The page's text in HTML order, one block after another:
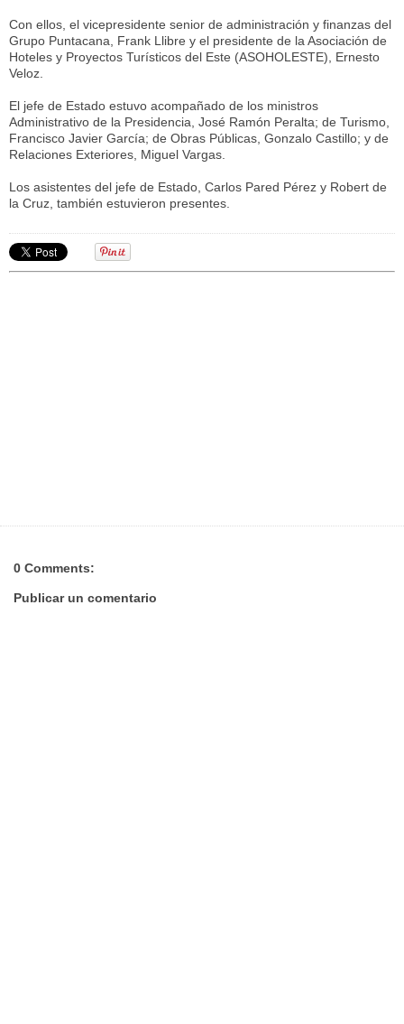
Con ellos, el vicepresidente senior de administración y finanzas del
Grupo Puntacana, Frank Llibre y el presidente de la Asociación de
Hoteles y Proyectos Turísticos del Este (ASOHOLESTE), Ernesto
Veloz.
El jefe de Estado estuvo acompañado de los ministros
Administrativo de la Presidencia, José Ramón Peralta; de Turismo,
Francisco Javier García; de Obras Públicas, Gonzalo Castillo; y de
Relaciones Exteriores, Miguel Vargas.
Los asistentes del jefe de Estado, Carlos Pared Pérez y Robert de
la Cruz, también estuvieron presentes.
0 Comments:
Publicar un comentario